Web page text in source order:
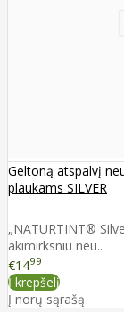
Geltoną atspalvį
plaukams SILVER
„NATURTINT®
akimirksniu neu..
€1499
Į krepšelį
Į norų sąrašą